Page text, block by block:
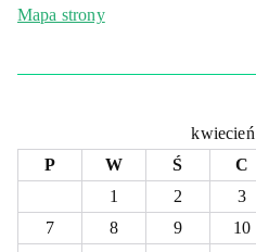
Mapa strony
P
W Ś C
1
2 3
7
8 9 10